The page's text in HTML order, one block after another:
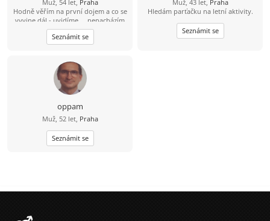
Muž, 54 let, Praha
Hodně věřím na první dojem a co se
vyvine dál - uvidíme ... nenacházím
aktuálně ve svých kruzích
spřízněnou duši, o kterou bych si
mohl pečovat, užívat s ní společné
Tvoje děti jsou spíš bonus než
překážka :-)
Seznámit se
Muž, 43 let, Praha
Hledám parťačku na letní aktivity.
Seznámit se
oppam
Muž, 52 let, Praha
Seznámit se